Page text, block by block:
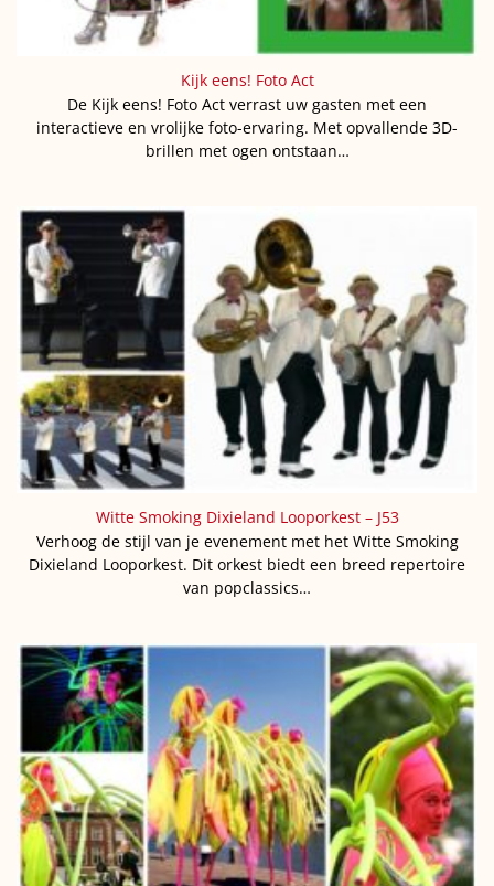
Kijk eens! Foto Act
De Kijk eens! Foto Act verrast uw gasten met een
interactieve en vrolijke foto-ervaring. Met opvallende 3D-
brillen met ogen ontstaan…
Witte Smoking Dixieland Looporkest – J53
Verhoog de stijl van je evenement met het Witte Smoking
Dixieland Looporkest. Dit orkest biedt een breed repertoire
van popclassics…